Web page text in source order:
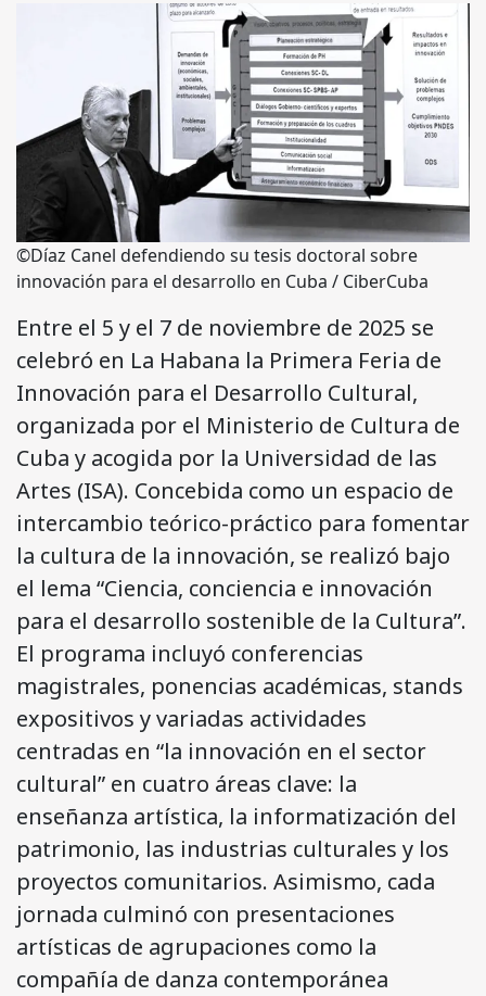
©Díaz Canel defendiendo su tesis doctoral sobre
innovación para el desarrollo en Cuba / CiberCuba
Entre el 5 y el 7 de noviembre de 2025 se
celebró en La Habana la Primera Feria de
Innovación para el Desarrollo Cultural,
organizada por el Ministerio de Cultura de
Cuba y acogida por la Universidad de las
Artes (ISA). Concebida como un espacio de
intercambio teórico-práctico para fomentar
la cultura de la innovación, se realizó bajo
el lema “Ciencia, conciencia e innovación
para el desarrollo sostenible de la Cultura”.
El programa incluyó conferencias
magistrales, ponencias académicas, stands
expositivos y variadas actividades
centradas en “la innovación en el sector
cultural” en cuatro áreas clave: la
enseñanza artística, la informatización del
patrimonio, las industrias culturales y los
proyectos comunitarios. Asimismo, cada
jornada culminó con presentaciones
artísticas de agrupaciones como la
compañía de danza contemporánea